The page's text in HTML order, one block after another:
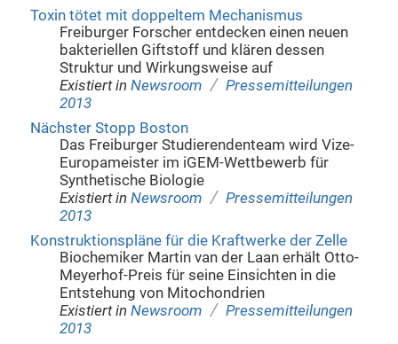
Toxin tötet mit doppeltem Mechanismus
Freiburger Forscher entdecken einen neuen
bakteriellen Giftstoff und klären dessen
Struktur und Wirkungsweise auf
Existiert in Newsroom / Pressemitteilungen
2013
Nächster Stopp Boston
Das Freiburger Studierendenteam wird Vize-
Europameister im iGEM-Wettbewerb für
Synthetische Biologie
Existiert in Newsroom / Pressemitteilungen
2013
Konstruktionspläne für die Kraftwerke der Zelle
Biochemiker Martin van der Laan erhält Otto-
Meyerhof-Preis für seine Einsichten in die
Entstehung von Mitochondrien
Existiert in Newsroom / Pressemitteilungen
2013